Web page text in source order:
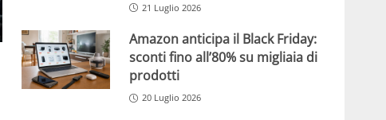
21 Luglio 2026
Amazon anticipa il Black Friday:
sconti fino all’80% su migliaia di
prodotti
20 Luglio 2026